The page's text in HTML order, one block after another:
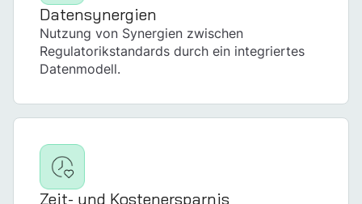
Datensynergien
Nutzung von Synergien zwischen
Regulatorikstandards durch ein integriertes
Datenmodell.